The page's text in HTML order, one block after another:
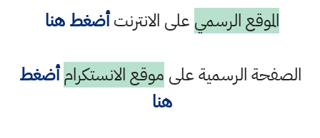
الموقع الرسمي على الانترنتأضغط هنا
الصفحة الرسمية على موقع الانستكرام أضغط
هنا